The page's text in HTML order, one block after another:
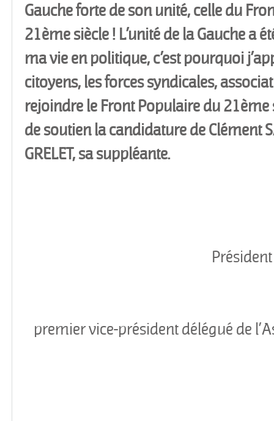
Gauche forte de son unité, celle du
21èmesiècle ! L’unité de la Gauche a
ma vie en politique, c’est pourquoi
citoyens, les forces syndicales,
rejoindre le Front Populaire du 21ème
de soutien la candidature de Clément
GRELET, sa suppléante.
premier vice-président délégué de l’